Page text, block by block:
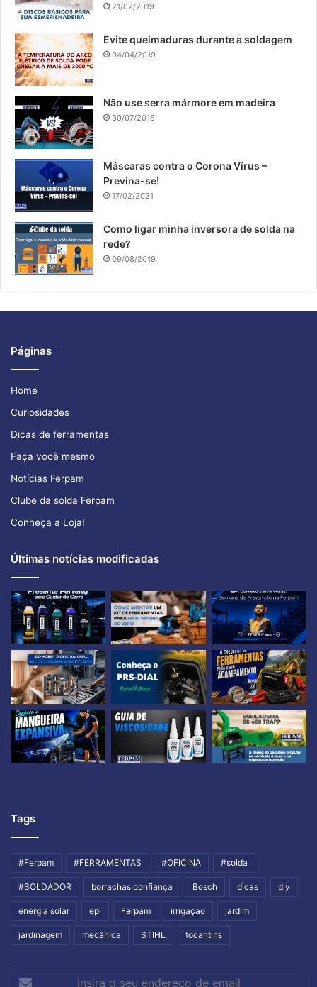
21/02/2019
Evite queimaduras durante a soldagem
04/04/2019
Não use serra mármore em madeira
30/07/2018
​Máscaras contra o Corona Vírus –
Previna-se!
17/02/2021
Como ligar minha inversora de solda na
rede?
09/08/2019
Páginas
Home
Curiosidades
Dicas de ferramentas
Faça você mesmo
Notícias Ferpam
Clube da solda Ferpam
Conheça a Loja!
Últimas notícias modificadas
Tags
#Ferpam #FERRAMENTAS #OFICINA #solda
#SOLDADOR borrachas confiança Bosch dicas diy
energia solar epi Ferpam irrigaçao jardim
jardinagem mecânica STIHL tocantins
Insira